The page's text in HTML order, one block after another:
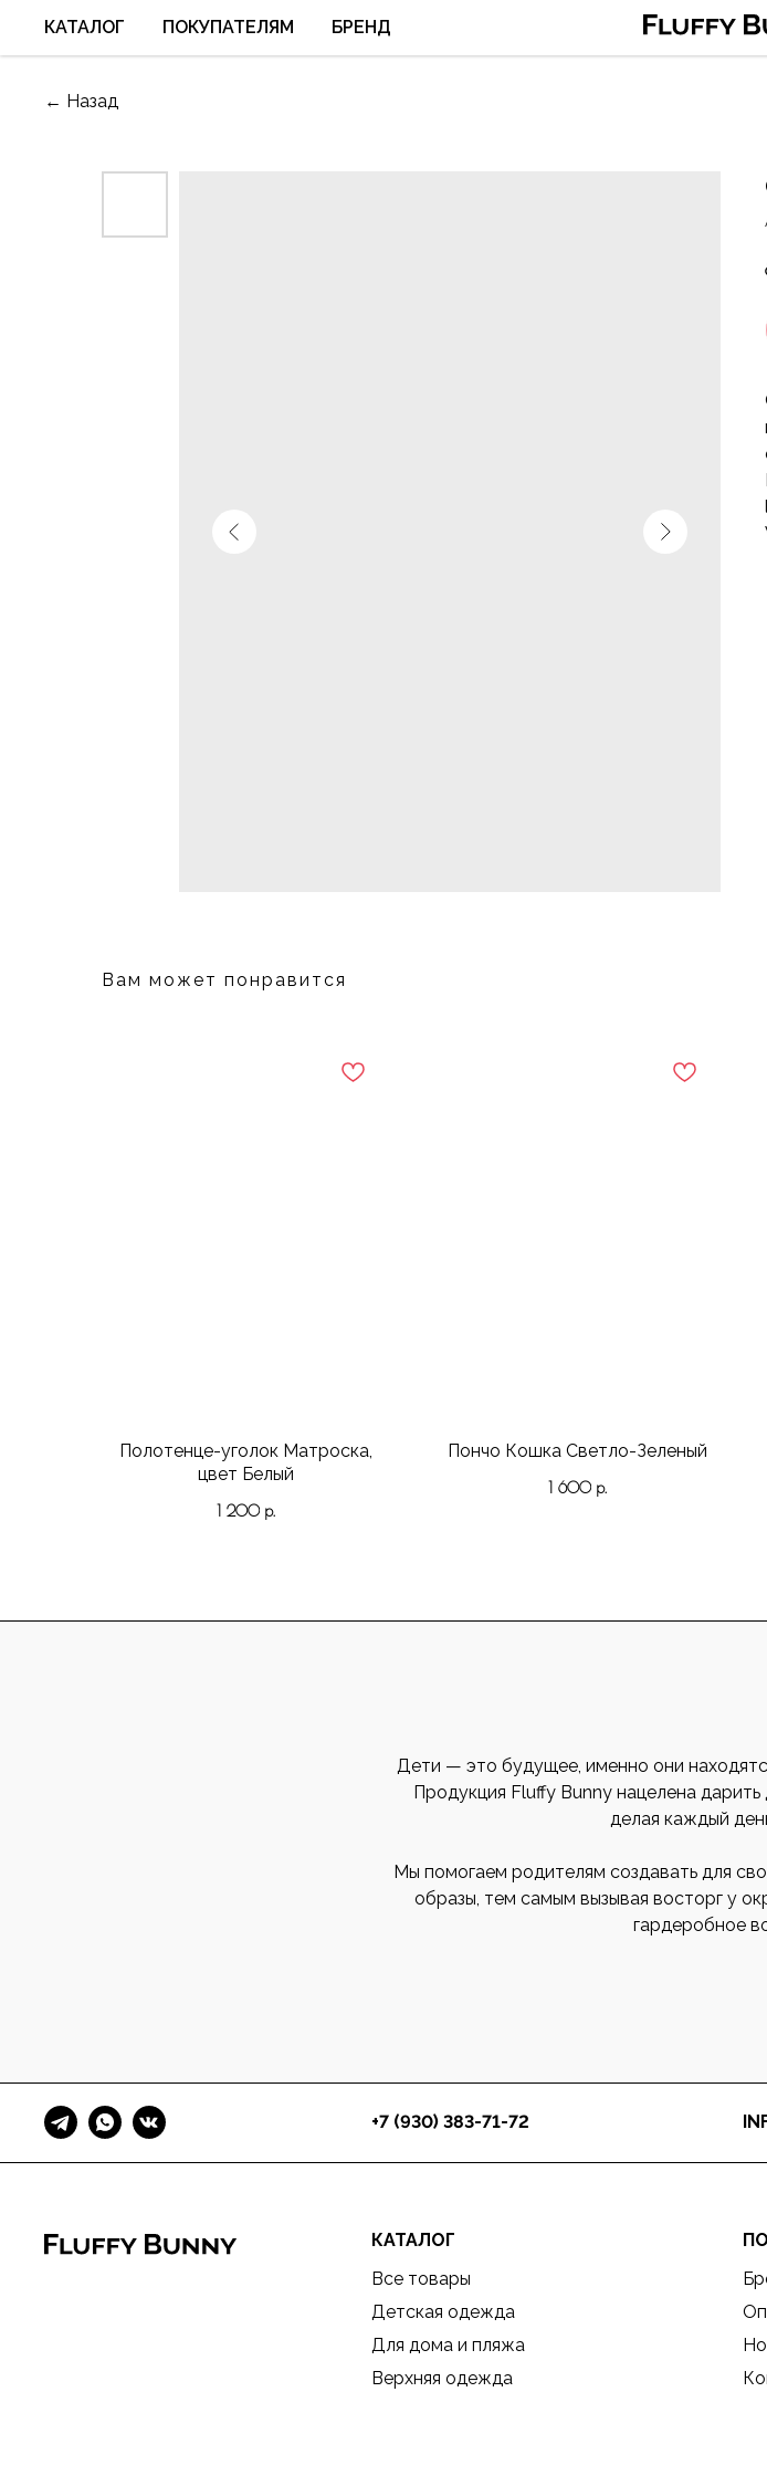
КАТАЛОГ ПОКУПАТЕЛЯМ БРЕНД
← Назад
Вам может понравится
Полотенце-уголок Матроска,
цвет Белый
1 200 р.
Пончо Кошка Светло-Зеленый
1 600 р.
Дети — это будущее, именно они
Продукция Fluffy Bunny нацелена дарить
делая каждый
Мы помогаем родителям создавать для
образы, тем самым вызывая восторг у
гардеробное
+7 (930) 383-71-72
КАТАЛОГ
Детская одежда
Для дома и пляжа
Верхняя одежда
Все товары